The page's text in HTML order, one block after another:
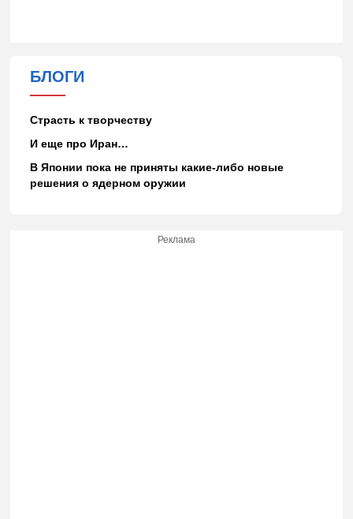
БЛОГИ
Страсть к творчеству
И еще про Иран…
В Японии пока не приняты какие-либо новые
решения о ядерном оружии
Реклама